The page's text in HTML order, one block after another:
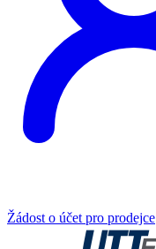
Žádost o účet pro prodejce